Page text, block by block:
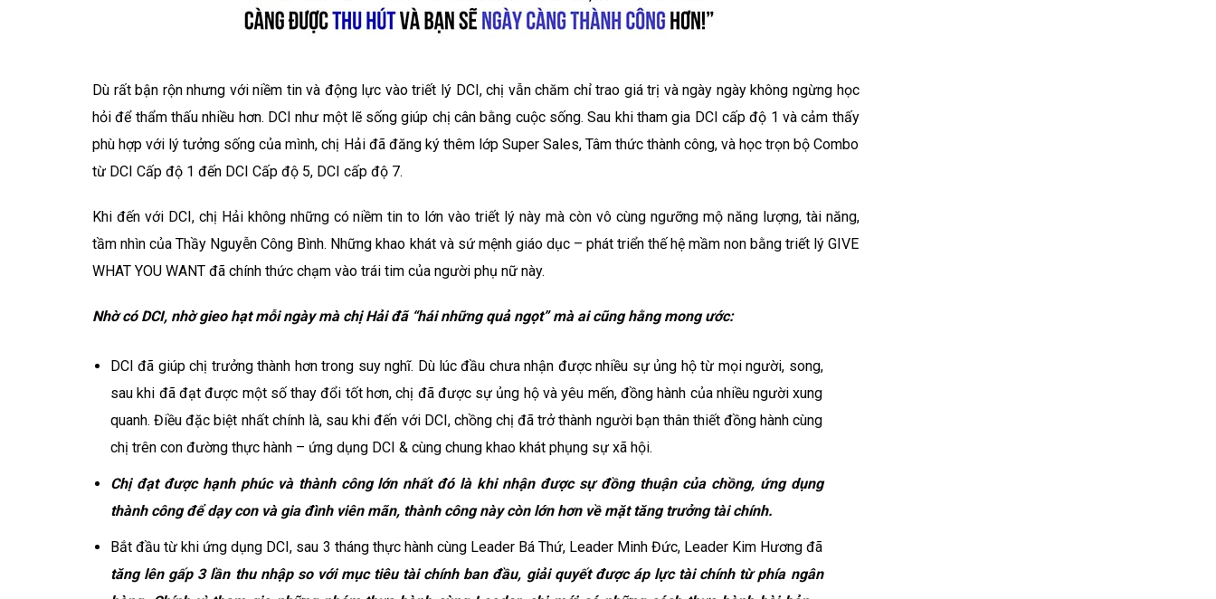
Dù rất bận rộn nhưng với niềm tin và động lực vào triết lý DCI, chị vẫn chăm chỉ trao giá trị và ngày ngày không ngừng học
hỏi để thẩm thấu nhiều hơn. DCI như một lẽ sống giúp chị cân bằng cuộc sống. Sau khi tham gia DCI cấp độ 1 và cảm thấy
phù hợp với lý tưởng sống của mình, chị Hải đã đăng ký thêm lớp Super Sales, Tâm thức thành công, và học trọn bộ Combo
từ DCI Cấp độ 1 đến DCI Cấp độ 5, DCI cấp độ 7.
Khi đến với DCI, chị Hải không những có niềm tin to lớn vào triết lý này mà còn vô cùng ngưỡng mộ năng lượng, tài năng,
tầm nhìn của Thầy Nguyễn Công Bình. Những khao khát và sứ mệnh giáo dục – phát triển thế hệ mầm non bằng triết lý GIVE
WHAT YOU WANT đã chính thức chạm vào trái tim của người phụ nữ này.
Nhờ có DCI, nhờ gieo hạt mỗi ngày mà chị Hải đã “hái những quả ngọt” mà ai cũng hằng mong ước:
DCI đã giúp chị trưởng thành hơn trong suy nghĩ. Dù lúc đầu chưa nhận được nhiều sự ủng hộ từ mọi người, song,
sau khi đã đạt được một số thay đổi tốt hơn, chị đã được sự ủng hộ và yêu mến, đồng hành của nhiều người xung
quanh. Điều đặc biệt nhất chính là, sau khi đến với DCI, chồng chị đã trở thành người bạn thân thiết đồng hành cùng
chị trên con đường thực hành – ứng dụng DCI & cùng chung khao khát phụng sự xã hội.
Chị đạt được hạnh phúc và thành công lớn nhất đó là khi nhận được sự đồng thuận của chồng, ứng dụng
thành công để dạy con và gia đình viên mãn, thành công này còn lớn hơn về mặt tăng trưởng tài chính.
Bắt đầu từ khi ứng dụng DCI, sau 3 tháng thực hành cùng Leader Bá Thứ, Leader Minh Đức, Leader Kim Hương đã
tăng lên gấp 3 lần thu nhập so với mục tiêu tài chính ban đầu, giải quyết được áp lực tài chính từ phía ngân